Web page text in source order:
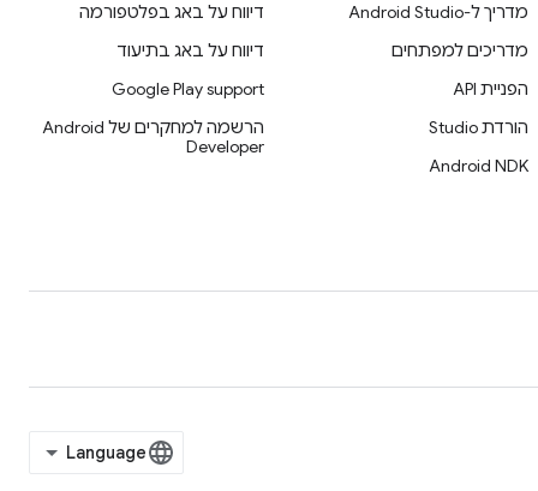
מדריך ל-Android Studio
מדריכים למפתחים
הפניית API
הורדת Studio
Android NDK
דיווח על באג בפלטפורמה
דיווח על באג בתיעוד
Google Play support
הרשמה למחקרים של Android
Developer